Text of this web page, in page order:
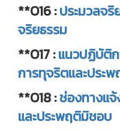
**O16 :ประมวลจริ
จริยธรรม
**O17 :แนวปฏิบัติก
การทุจริตและประ
**O18 :ช่องทางแจ้
และประพฤติมิชอบ